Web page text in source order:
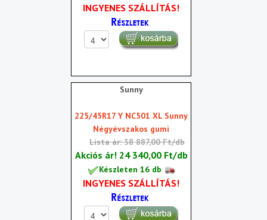
INGYENES SZÁLLÍTÁS!
Sunny
225/45R17 Y NC501 XL Sunny
Négyévszakos gumi
Lista ár: 38 887,00 Ft/db
Akciós ár! 24 340,00 Ft/db
Készleten 16 db
INGYENES SZÁLLÍTÁS!